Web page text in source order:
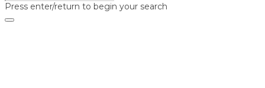
Press enter/return to begin your search